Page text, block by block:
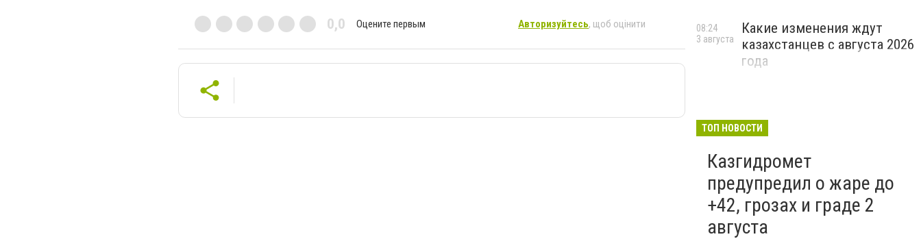
0,0 Оцените первым Авторизуйтесь, щоб оцінити
Какие изменения ждут
казахстанцев с августа 2026
года
08:24
3 августа
ТОП НОВОСТИ
Казгидромет
предупредил о жаре до
+42, грозах и граде 2
августа